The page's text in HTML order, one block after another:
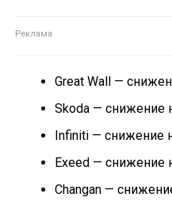
Great Wall —
Skoda — снижение
Infiniti — снижение
Exeed — снижение
Changan —